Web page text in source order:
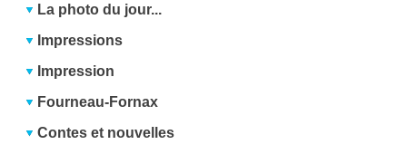
La photo du jour...
Impressions
Impression
Fourneau-Fornax
Contes et nouvelles